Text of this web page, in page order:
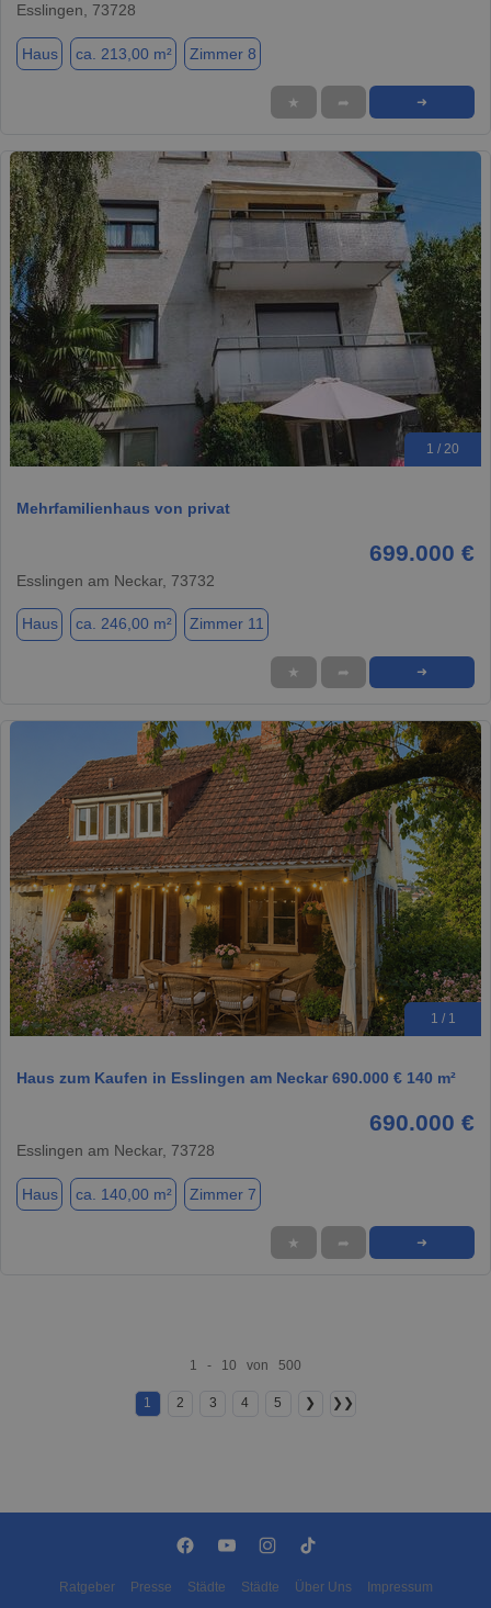
Esslingen, 73728
Haus ca. 213,00 m² Zimmer 8
★ ➦ ➜
1 / 20
Mehrfamilienhaus von privat
699.000 €
Esslingen am Neckar, 73732
Haus ca. 246,00 m² Zimmer 11
★ ➦ ➜
1 / 1
Haus zum Kaufen in Esslingen am Neckar 690.000 € 140 m²
690.000 €
Esslingen am Neckar, 73728
Haus ca. 140,00 m² Zimmer 7
★ ➦ ➜
1 - 10 von 500
1 2 3 4 5 ❯ ❯❯
Ratgeber Presse Städte Städte Über Uns Impressum